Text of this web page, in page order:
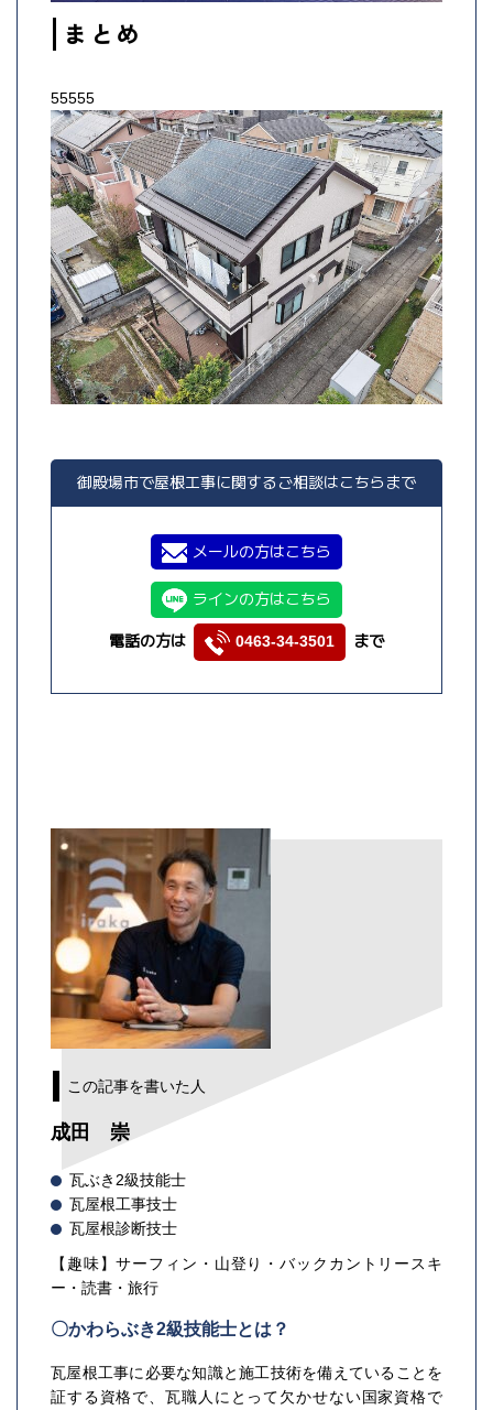
まとめ
55555
御殿場市で屋根工事に関するご相談はこちらまで
メールの方はこちら
ラインの方はこちら
電話の方は 0463-34-3501 まで
この記事を書いた人
成田 崇
瓦ぶき2級技能士
瓦屋根工事技士
瓦屋根診断技士
【趣味】サーフィン・山登り・バックカントリースキ
ー・読書・旅行
〇かわらぶき2級技能士とは？
瓦屋根工事に必要な知識と施工技術を備えていることを
証する資格で、瓦職人にとって欠かせない国家資格で